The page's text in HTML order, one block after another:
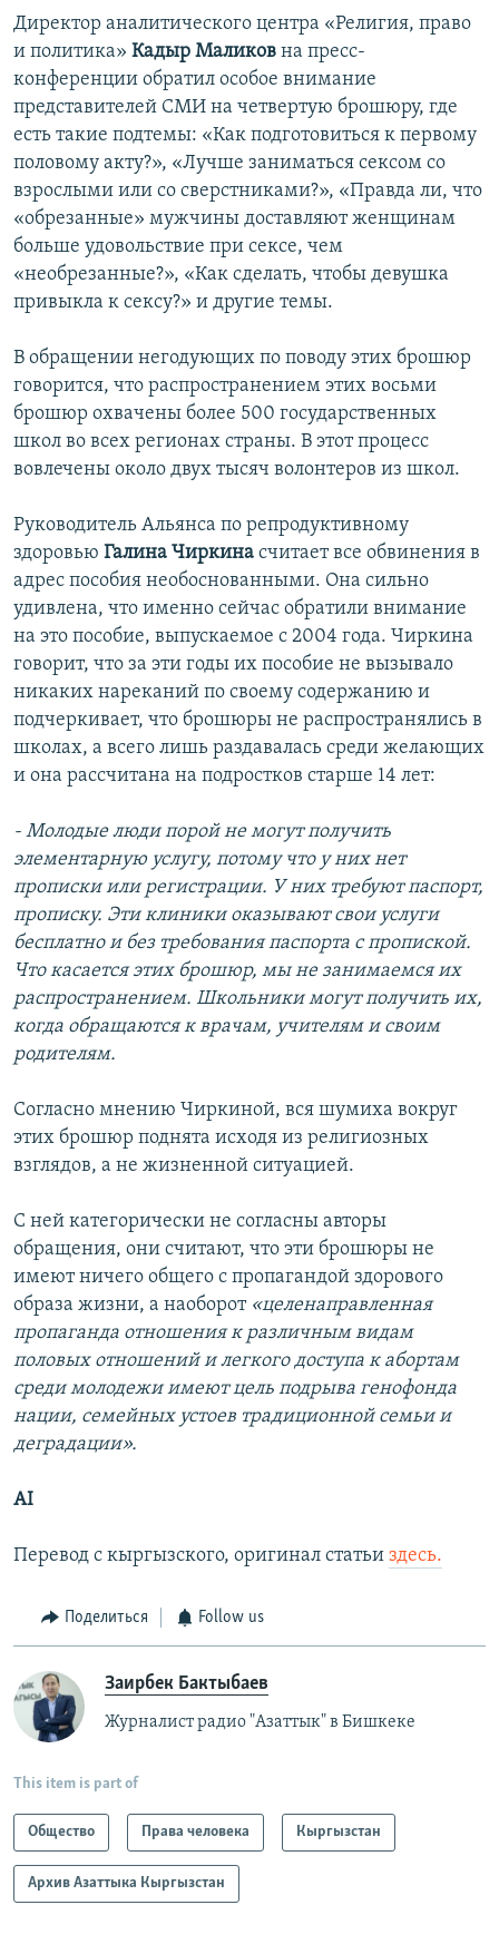
Директор аналитического центра «Религия, право
и политика» Кадыр Маликов на пресс-
конференции обратил особое внимание
представителей СМИ на четвертую брошюру, где
есть такие подтемы: «Как подготовиться к первому
половому акту?», «Лучше заниматься сексом со
взрослыми или со сверстниками?», «Правда ли, что
«обрезанные» мужчины доставляют женщинам
больше удовольствие при сексе, чем
«необрезанные?», «Как сделать, чтобы девушка
привыкла к сексу?» и другие темы.
В обращении негодующих по поводу этих брошюр
говорится, что распространением этих восьми
брошюр охвачены более 500 государственных
школ во всех регионах страны. В этот процесс
вовлечены около двух тысяч волонтеров из школ.
Руководитель Альянса по репродуктивному
здоровью Галина Чиркина считает все обвинения в
адрес пособия необоснованными. Она сильно
удивлена, что именно сейчас обратили внимание
на это пособие, выпускаемое с 2004 года. Чиркина
говорит, что за эти годы их пособие не вызывало
никаких нареканий по своему содержанию и
подчеркивает, что брошюры не распространялись в
школах, а всего лишь раздавалась среди желающих
и она рассчитана на подростков старше 14 лет:
- Молодые люди порой не могут получить
элементарную услугу, потому что у них нет
прописки или регистрации. У них требуют паспорт,
прописку. Эти клиники оказывают свои услуги
бесплатно и без требования паспорта с пропиской.
Что касается этих брошюр, мы не занимаемся их
распространением. Школьники могут получить их,
когда обращаются к врачам, учителям и своим
родителям.
Согласно мнению Чиркиной, вся шумиха вокруг
этих брошюр поднята исходя из религиозных
взглядов, а не жизненной ситуацией.
С ней категорически не согласны авторы
обращения, они считают, что эти брошюры не
имеют ничего общего с пропагандой здорового
образа жизни, а наоборот «целенаправленная
пропаганда отношения к различным видам
половых отношений и легкого доступа к абортам
среди молодежи имеют цель подрыва генофонда
нации, семейных устоев традиционной семьи и
деградации».
AI
Перевод с кыргызского, оригинал статьи здесь.
Поделиться Follow us
Заирбек Бактыбаев
Журналист радио "Азаттык" в Бишкеке
This item is part of
Общество Права человека Кыргызстан
Архив Азаттыка Кыргызстан